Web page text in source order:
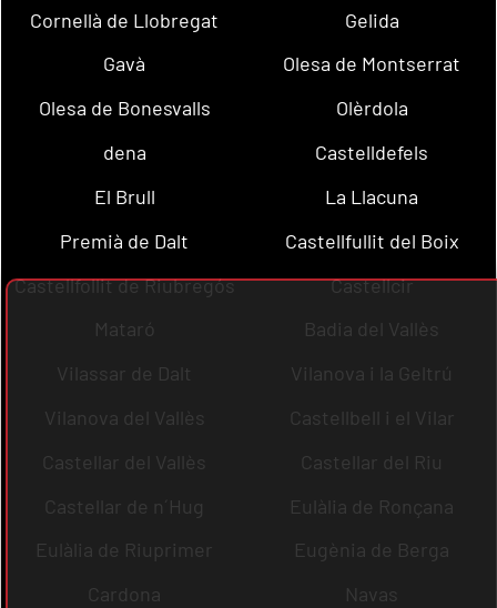
Cornellà de Llobregat
Gelida
Gavà
Olesa de Montserrat
Olesa de Bonesvalls
Olèrdola
dena
Castelldefels
El Brull
La Llacuna
Premià de Dalt
Castellfullit del Boix
Castellfollit de Riubregós
Castellcir
Mataró
Badia del Vallès
Vilassar de Dalt
Vilanova i la Geltrú
Vilanova del Vallès
Castellbell i el Vilar
Castellar del Vallès
Castellar del Riu
Castellar de n´Hug
Eulàlia de Ronçana
Eulàlia de Riuprimer
Eugènia de Berga
Cardona
Navas